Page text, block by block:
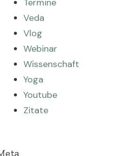
Termine
Veda
Vlog
Webinar
Wissenschaft
Yoga
Youtube
Zitate